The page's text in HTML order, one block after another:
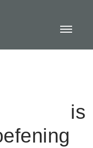
is